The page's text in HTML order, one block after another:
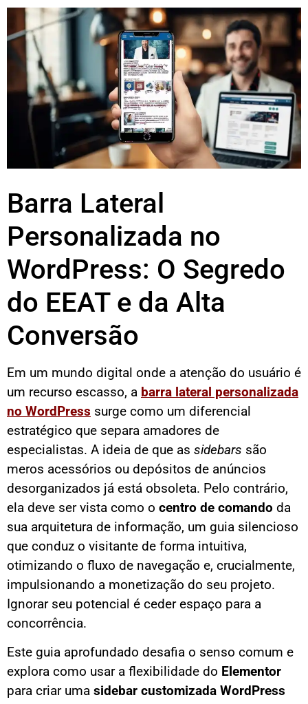
Barra Lateral
Personalizada no
WordPress: O Segredo
do EEAT e da Alta
Conversão
Em um mundo digital onde a atenção do usuário é
um recurso escasso, a barra lateral personalizada
no WordPress surge como um diferencial
estratégico que separa amadores de
especialistas. A ideia de que as sidebars são
meros acessórios ou depósitos de anúncios
desorganizados já está obsoleta. Pelo contrário,
ela deve ser vista como o centro de comando da
sua arquitetura de informação, um guia silencioso
que conduz o visitante de forma intuitiva,
otimizando o fluxo de navegação e, crucialmente,
impulsionando a monetização do seu projeto.
Ignorar seu potencial é ceder espaço para a
concorrência.
Este guia aprofundado desafia o senso comum e
explora como usar a flexibilidade do Elementor
para criar uma sidebar customizada WordPress